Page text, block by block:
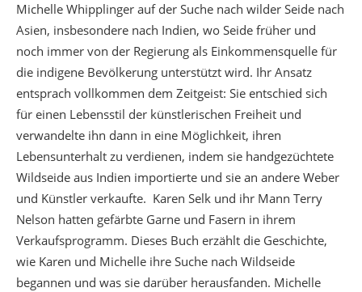
Michelle Whipplinger auf der Suche nach wilder Seide nach
Asien, insbesondere nach Indien, wo Seide früher und
noch immer von der Regierung als Einkommensquelle für
die indigene Bevölkerung unterstützt wird. Ihr Ansatz
entsprach vollkommen dem Zeitgeist: Sie entschied sich
für einen Lebensstil der künstlerischen Freiheit und
verwandelte ihn dann in eine Möglichkeit, ihren
Lebensunterhalt zu verdienen, indem sie handgezüchtete
Wildseide aus Indien importierte und sie an andere Weber
und Künstler verkaufte. Karen Selk und ihr Mann Terry
Nelson hatten gefärbte Garne und Fasern in ihrem
Verkaufsprogramm. Dieses Buch erzählt die Geschichte,
wie Karen und Michelle ihre Suche nach Wildseide
begannen und was sie darüber herausfanden. Michelle